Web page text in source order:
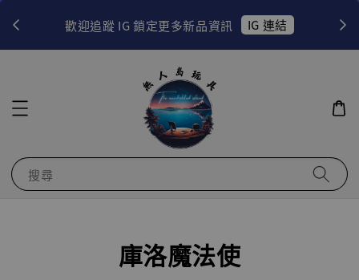
歡迎追蹤 IG 鎖定更多新品資訊 IG 連結
搜尋
庫洛魔法使